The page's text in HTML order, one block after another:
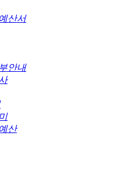
산서
안내
산